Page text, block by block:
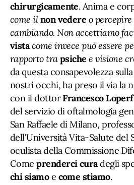
chirurgicamente. Anima e
come ilnon vedere o
cambiando. Non accettiamo
vistacome invece può essere
rapporto trapsiche e visione
da questa consapevolezza
nostri occhi, ha preso il via la
con il dottorFrancesco
del servizio di oftalmologia
San Raffaele di Milano,
dell'Università Vita-Salute del
oculista della Commissione
Comeprenderci curadegli
chi siamoe come stiamo.